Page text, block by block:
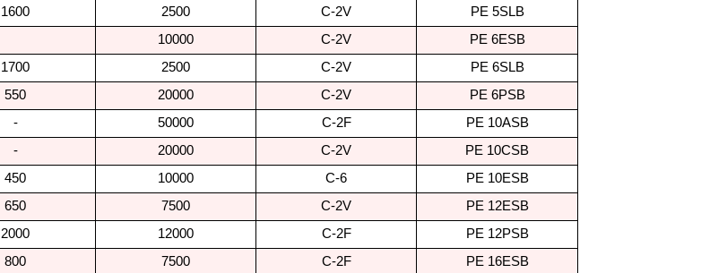
1600 2500 C-2V
PE 5SLB
10000 C-2V
PE 6ESB
1700 2500 C-2V
PE 6SLB
550 20000 C-2V
PE 6PSB
- 50000 C-2F
PE 10ASB
- 20000 C-2V
PE 10CSB
450 10000 C-6
PE 10ESB
650 7500 C-2V
PE 12ESB
2000 12000 C-2F
PE 12PSB
800 7500 C-2F
PE 16ESB